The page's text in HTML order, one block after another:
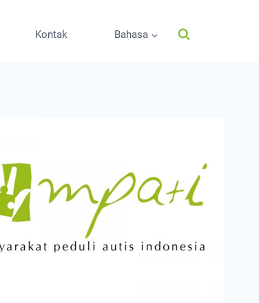
Kontak Bahasa